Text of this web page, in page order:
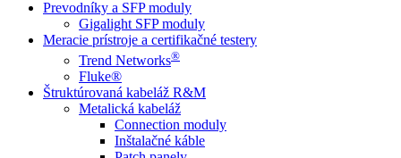
Prevodníky a SFP moduly
Gigalight SFP moduly
Meracie prístroje a certifikačné testery
Trend Networks®
Fluke®
Štruktúrovaná kabeláž R&M
Metalická kabeláž
Connection moduly
Inštalačné káble